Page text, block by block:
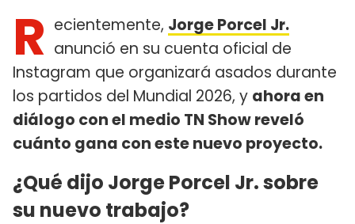
R ecientemente, Jorge Porcel Jr.
anunció en su cuenta oficial de
Instagram que organizará asados durante
los partidos del Mundial 2026, y ahora en
diálogo con el medio TN Show reveló
cuánto gana con este nuevo proyecto.
¿Qué dijo Jorge Porcel Jr. sobre
su nuevo trabajo?